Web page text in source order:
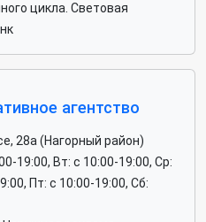
цикла. Световая
агентство
28а (Нагорный район)
19:00, Вт: c 10:00-19:00, Ср:
Пт: c 10:00-19:00, Сб: